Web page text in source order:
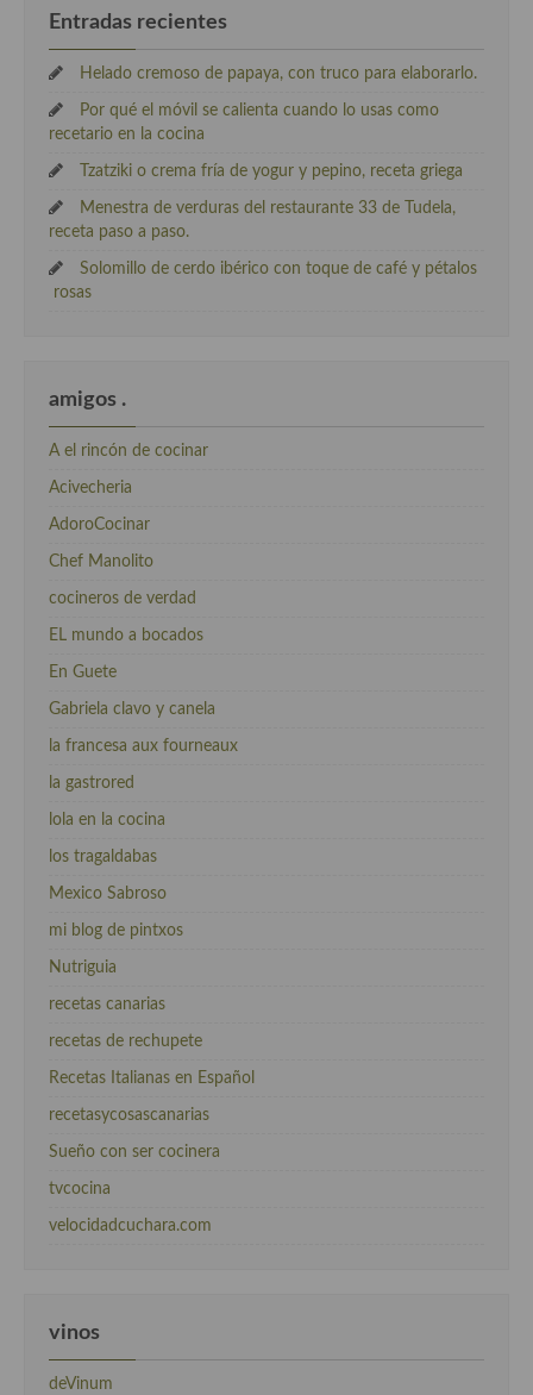
Entradas recientes
Helado cremoso de papaya, con truco para elaborarlo.
Por qué el móvil se calienta cuando lo usas como
recetario en la cocina
Tzatziki o crema fría de yogur y pepino, receta griega
Menestra de verduras del restaurante 33 de Tudela,
receta paso a paso.
Solomillo de cerdo ibérico con toque de café y pétalos
rosas
amigos .
A el rincón de cocinar
Acivecheria
AdoroCocinar
Chef Manolito
cocineros de verdad
EL mundo a bocados
En Guete
Gabriela clavo y canela
la francesa aux fourneaux
la gastrored
lola en la cocina
los tragaldabas
Mexico Sabroso
mi blog de pintxos
Nutriguia
recetas canarias
recetas de rechupete
Recetas Italianas en Español
recetasycosascanarias
Sueño con ser cocinera
tvcocina
velocidadcuchara.com
vinos
deVinum